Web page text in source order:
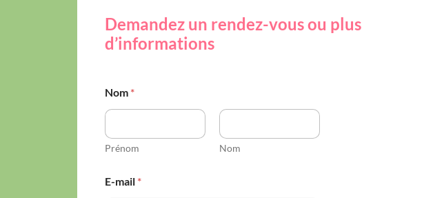
Demandez un rendez-vous ou plus
d’informations
Nom *
Prénom Nom
E-mail *